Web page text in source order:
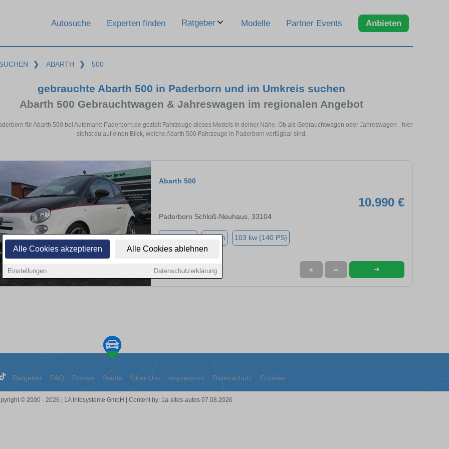
Alle Cookies akzeptieren Alle Cookies ablehnen
Einstellungen Datenschutzerklärung
Autosuche Experten finden Ratgeber Modelle Partner Events Anbieten
❯ ABARTH ❯ 500
gebrauchte Abarth 500 in Paderborn und im Umkreis suchen
Abarth 500 Gebrauchtwagen & Jahreswagen im regionalen Angebot
für Abarth 500 bei Automarkt-Paderborn.de gezielt Fahrzeuge dieses Models in deiner Nähe. Ob als Gebrauchtwagen oder Jahreswagen - hier
siehst du auf einen Blick, welche Abarth 500 Fahrzeuge in Paderborn verfügbar sind.
Abarth 500
10.990 €
Paderborn Schloß-Neuhaus, 33104
Benzin 103 kw (140 PS)
★ ➦ ➜
Ratgeber FAQ Presse Städte Über Uns Impressum Datenschutz Cookies
© 2000 - 2026 | 1A Infosysteme GmbH | Content by: 1a-sites-autos 07.08.2026